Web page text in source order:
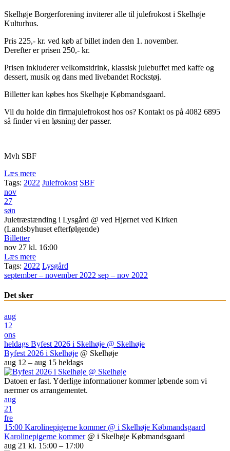
Skelhøje Borgerforening inviterer alle til julefrokost i Skelhøje
Kulturhus.
Pris 225,- kr. ved køb af billet inden den 1. november.
Derefter er prisen 250,- kr.
Prisen inkluderer velkomstdrink, klassisk julebuffet med kaffe og
dessert, musik og dans med livebandet Rockstøj.
Billetter kan købes hos Skelhøje Købmandsgaard.
Vil du holde din firmajulefrokost hos os? Kontakt os på 4082 6895
så finder vi en løsning der passer.
Mvh SBF
Læs mere
Tags: 2022 Julefrokost SBF
nov
27
søn
Juletræstænding i Lysgård @ ved Hjørnet ved Kirken
(Landsbyhuset efterfølgende)
Billetter
nov 27 kl. 16:00
Læs mere
Tags: 2022 Lysgård
september – november 2022 sep – nov 2022
Det sker
aug
12
ons
heldags Byfest 2026 i Skelhøje @ Skelhøje
Byfest 2026 i Skelhøje @ Skelhøje
aug 12 – aug 15 heldags
Datoen er fast. Yderlige informationer kommer løbende som vi
nærmer os arrangementet.
aug
21
fre
15:00 Karolinepigerne kommer @ i Skelhøje Købmandsgaard
Karolinepigerne kommer @ i Skelhøje Købmandsgaard
aug 21 kl. 15:00 – 17:00